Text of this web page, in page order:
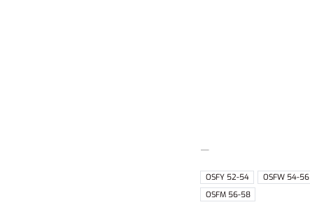
OSFY 52-54
OSFW 54-56
OSFM 56-58